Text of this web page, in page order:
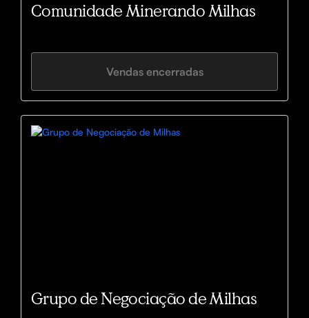
Comunidade Minerando Milhas
Vendas encerradas
Grupo de Negociação de Milhas